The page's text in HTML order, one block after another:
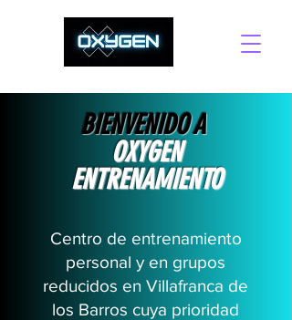
BIENVENIDO A
OXYGEN
ENTRENAMIENTO
Centro de entrenamiento
personal y en grupos
reducidos en Villafranca de
los Barros cuya prioridad